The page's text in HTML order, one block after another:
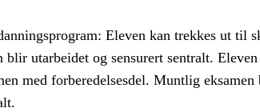
Eleven kan trekkes ut til
blir utarbeidet og sensurert sentralt.
med forberedelsesdel. Muntlig eksamen